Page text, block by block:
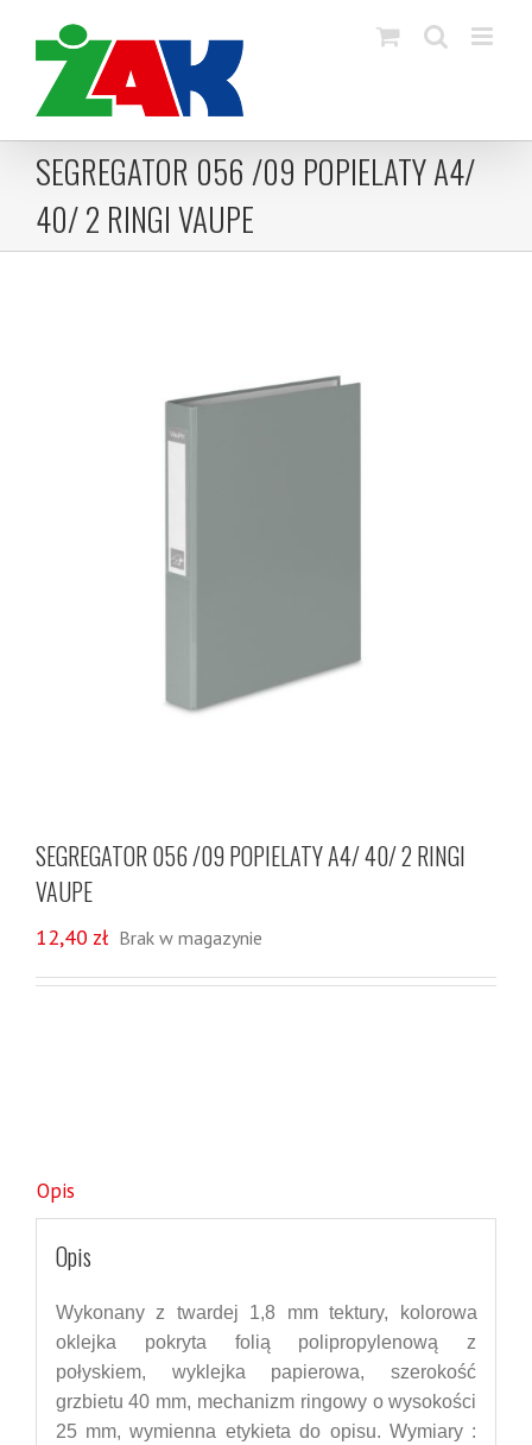
content
SEGREGATOR 056 /09 POPIELATY A4/
40/ 2 RINGI VAUPE
SEGREGATOR 056 /09 POPIELATY A4/ 40/ 2 RINGI
VAUPE
12,40 zł Brak w magazynie
Opis
Opis
Wykonany z twardej 1,8 mm tektury,
kolorowa
oklejka pokryta folią polipropylenową z
połyskiem, wyklejka papierowa, szerokość
grzbietu 40 mm, mechanizm ringowy o wysokości
25 mm, wymienna etykieta do opisu.Wymiary :